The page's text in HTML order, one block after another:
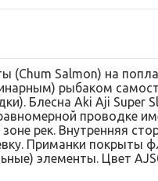
(Chum Salmon) на
рыбаком
Блесна Aki Aji Super
проводке
рек. Внутренняя
Приманки
элементы. Цвет